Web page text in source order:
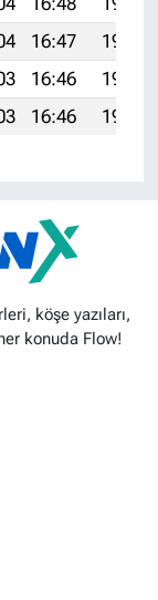
16:47
19:47
16:46
19:46
16:46 19:45
köşe yazıları,
konuda Flow!